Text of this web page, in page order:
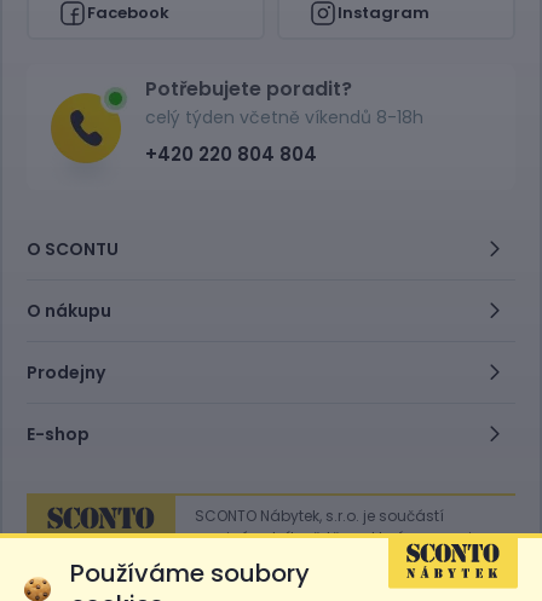
Facebook Instagram
Potřebujete poradit?
celý týden včetně víkendů 8-18h
+420 220 804 804
O SCONTU
O nákupu
Prodejny
E-shop
SCONTO Nábytek, s.r.o. je součástí
mezinárodního řetězce, který provozuje
obchodní domy
Sconto.
Používáme soubory